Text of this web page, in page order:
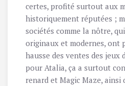
certes, profité surtout aux
historiquement réputées ;
sociétés comme la nôtre,
originaux et modernes, ont
hausse des ventes des jeux
pour Atalia, ça a surtout
renard et Magic Maze, ainsi